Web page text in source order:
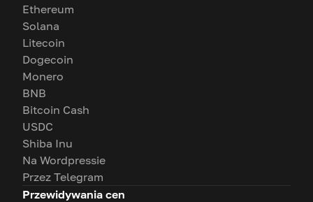
Ethereum
Solana
Litecoin
Dogecoin
Monero
BNB
Bitcoin Cash
USDC
Shiba Inu
Na Wordpressie
Przez Telegram
Przewidywania cen